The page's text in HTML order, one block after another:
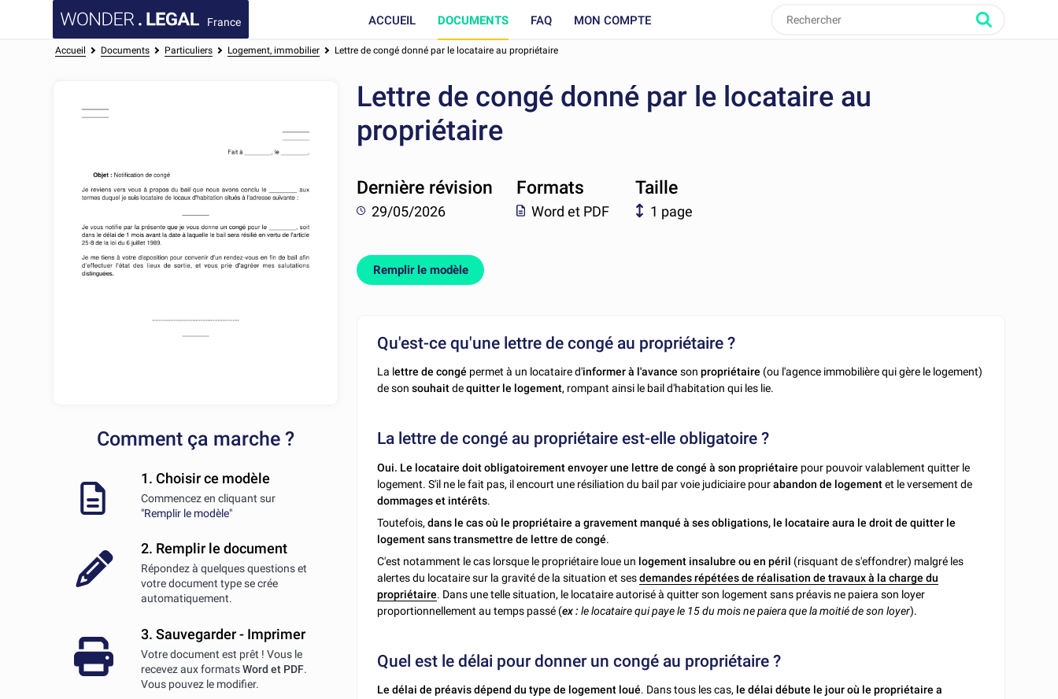
France ACCUEIL DOCUMENTS FAQ MON COMPTE
Accueil Documents Particuliers Logement, immobilier Lettre de congé donné par le locataire au propriétaire
Comment ça marche ?
1. Choisir ce modèle
Commencez en cliquant sur
"Remplir le modèle"
2. Remplir le document
Répondez à quelques questions et
votre document type se crée
automatiquement.
3. Sauvegarder - Imprimer
Votre document est prêt ! Vous le
recevez aux formatsWord et PDF.
Vous pouvez le modifier.
Lettre de congé donné par le locataire au
propriétaire
Dernière révision
29/05/2026
Formats
Word et PDF
Taille
1 page
Remplir le modèle
Qu'est-ce qu'une lettre de congé au propriétaire ?
La lettre de congé permet à un locataire d'informer à l'avancesonpropriétaire (ou l'agence immobilière qui gère le logement)
de son souhaitdequitter le logement, rompant ainsi le bail d'habitation qui les lie.
La lettre de congé au propriétaire est-elle obligatoire ?
Oui. Le locataire doit obligatoirement envoyer une lettre de congé à son propriétaire pour pouvoir valablement quitter le
logement. S'il ne le fait pas, il encourt une résiliation du bail par voie judiciaire pourabandon de logementet le versement de
dommages et intérêts.
Toutefois,dans le cas où le propriétaire a gravement manqué à ses obligations, le locataire aura le droit de quitter le
logement sans transmettre de lettre de congé.
C'est notamment le cas lorsque le propriétaire loue un logement insalubre ou en péril (risquant de s'effondrer) malgré les
alertes du locataire sur la gravité de la situation et sesdemandes répétées de réalisation de travaux à la charge du
propriétaire. Dans une telle situation, le locataire autorisé à quitter son logement sans préavis ne paiera son loyer
proportionnellement au temps passé (ex : le locataire qui paye le 15 du mois ne paiera que la moitié de son loyer).
Quel est le délai pour donner un congé au propriétaire ?
Le délai de préavis dépend du type de logement loué. Dans tous les cas, le délai débute le jour où le propriétaire a